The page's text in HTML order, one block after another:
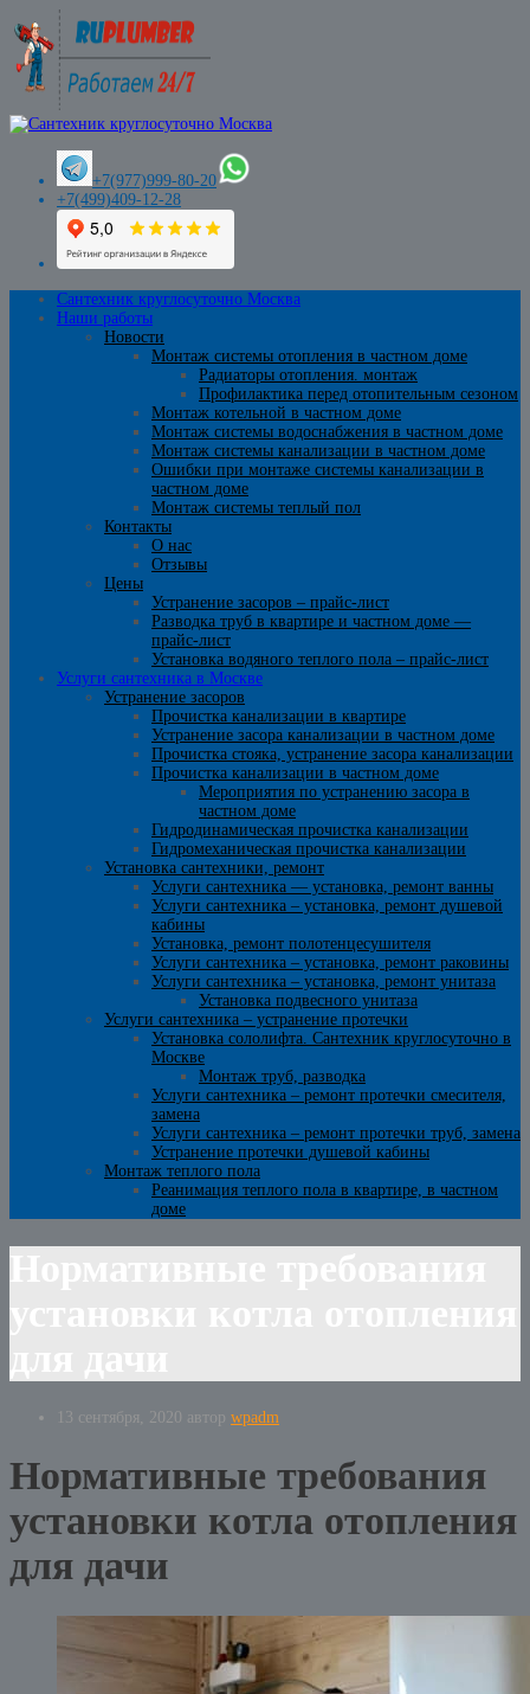
+7(977)999-80-20
+7(499)409-12-28
Сантехник круглосуточно Москва
Наши работы
Новости
Монтаж системы отопления в частном доме
Радиаторы отопления. монтаж
Профилактика перед отопительным сезоном
Монтаж котельной в частном доме
Монтаж системы водоснабжения в частном доме
Монтаж системы канализации в частном доме
Ошибки при монтаже системы канализации в
частном доме
Монтаж системы теплый пол
Контакты
О нас
Отзывы
Цены
Устранение засоров – прайс-лист
Разводка труб в квартире и частном доме —
прайс-лист
Установка водяного теплого пола – прайс-лист
Услуги сантехника в Москве
Устранение засоров
Прочистка канализации в квартире
Устранение засора канализации в частном доме
Прочистка стояка, устранение засора канализации
Прочистка канализации в частном доме
Мероприятия по устранению засора в
частном доме
Гидродинамическая прочистка канализации
Гидромеханическая прочистка канализации
Установка сантехники, ремонт
Услуги сантехника — установка, ремонт ванны
Услуги сантехника – установка, ремонт душевой
кабины
Установка, ремонт полотенцесушителя
Услуги сантехника – установка, ремонт раковины
Услуги сантехника – установка, ремонт унитаза
Установка подвесного унитаза
Услуги сантехника – устранение протечки
Установка сололифта. Сантехник круглосуточно в
Москве
Монтаж труб, разводка
Услуги сантехника – ремонт протечки смесителя,
замена
Услуги сантехника – ремонт протечки труб, замена
Устранение протечки душевой кабины
Монтаж теплого пола
Реанимация теплого пола в квартире, в частном
доме
13 сентября, 2020 автор wpadm
Нормативные требования
установки котла отопления
для дачи